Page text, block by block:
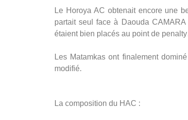
Le Horoya AC obtenait encore une
partait seul face à Daouda
étaient bien placés au point de
Les Matamkas ont finalement
modifié.
La composition du HAC :